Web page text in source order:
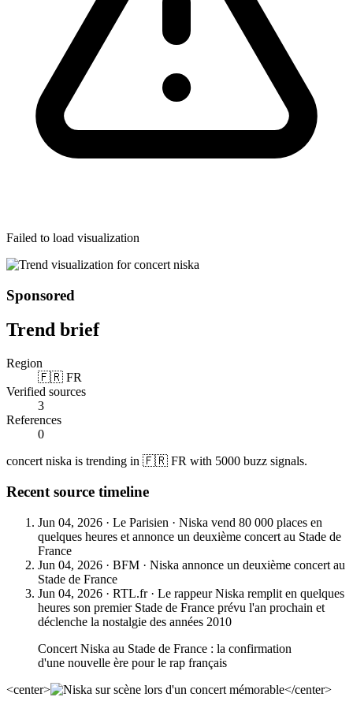
Failed to load visualization
Sponsored
Trend brief
Region
🇫🇷 FR
Verified sources
3
References
0
concert niska is trending in 🇫🇷 FR with 5000 buzz signals.
Recent source timeline
Jun 04, 2026 · Le Parisien · Niska vend 80 000 places en
quelques heures et annonce un deuxième concert au Stade de
France
Jun 04, 2026 · BFM · Niska annonce un deuxième concert au
Stade de France
Jun 04, 2026 · RTL.fr · Le rappeur Niska remplit en quelques
heures son premier Stade de France prévu l'an prochain et
déclenche la nostalgie des années 2010
Concert Niska au Stade de France : la confirmation
d'une nouvelle ère pour le rap français
<center>
</center>